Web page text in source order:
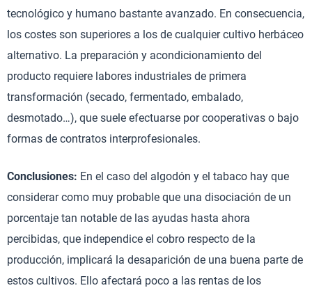
tecnológico y humano bastante avanzado. En consecuencia,
los costes son superiores a los de cualquier cultivo herbáceo
alternativo. La preparación y acondicionamiento del
producto requiere labores industriales de primera
transformación (secado, fermentado, embalado,
desmotado…), que suele efectuarse por cooperativas o bajo
formas de contratos interprofesionales.
Conclusiones: En el caso del algodón y el tabaco hay que
considerar como muy probable que una disociación de un
porcentaje tan notable de las ayudas hasta ahora
percibidas, que independice el cobro respecto de la
producción, implicará la desaparición de una buena parte de
estos cultivos. Ello afectará poco a las rentas de los